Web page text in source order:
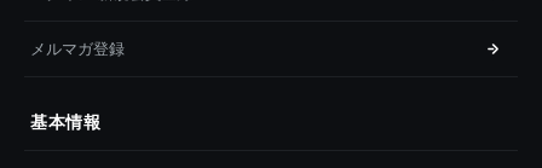
メルマガ登録
基本情報